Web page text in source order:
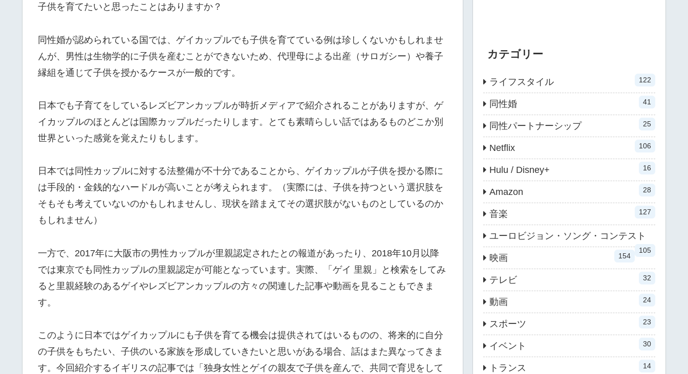
子供を育てたいと思ったことはありますか？
同性婚が認められている国では、ゲイカップルでも子供を育てている例は珍しくないかもしれませ
んが、男性は生物学的に子供を産むことができないため、代理母による出産（サロガシー）や養子
縁組を通じて子供を授かるケースが一般的です。
日本でも子育てをしているレズビアンカップルが時折メディアで紹介されることがありますが、ゲ
イカップルのほとんどは国際カップルだったりします。とても素晴らしい話ではあるものどこか別
世界といった感覚を覚えたりもします。
日本では同性カップルに対する法整備が不十分であることから、ゲイカップルが子供を授かる際に
は手段的・金銭的なハードルが高いことが考えられます。（実際には、子供を持つという選択肢を
そもそも考えていないのかもしれませんし、現状を踏まえてその選択肢がないものとしているのか
もしれません）
一方で、2017年に大阪市の男性カップルが里親認定されたとの報道があったり、2018年10月以降
では東京でも同性カップルの里親認定が可能となっています。実際、「ゲイ 里親」と検索をしてみ
ると里親経験のあるゲイやレズビアンカップルの方々の関連した記事や動画を見ることもできま
す。
このように日本ではゲイカップルにも子供を育てる機会は提供されてはいるものの、将来的に自分
の子供をもちたい、子供のいる家族を形成していきたいと思いがある場合、話はまた異なってきま
す。今回紹介するイギリスの記事では「独身女性とゲイの親友で子供を産んで、共同で育児をして
カテゴリー
ライフスタイル 122
同性婚 41
同性パートナーシップ 25
Netflix 106
Hulu / Disney+ 16
Amazon 28
音楽 127
ユーロビジョン・ソング・コンテスト
105
映画 154
テレビ 32
動画 24
スポーツ 23
イベント 30
トランス 14